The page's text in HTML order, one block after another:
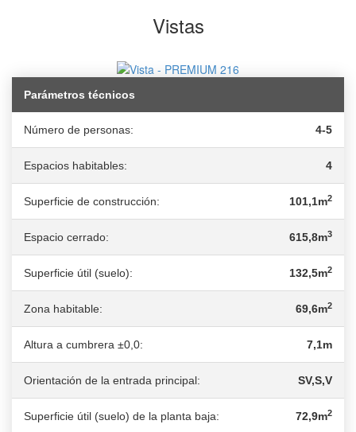
Vistas
Parámetros técnicos
Número de personas: 4-5
Espacios habitables: 4
Superficie de construcción: 101,1m2
Espacio cerrado: 615,8m3
Superficie útil (suelo): 132,5m2
Zona habitable: 69,6m2
Altura a cumbrera ±0,0: 7,1m
Orientación de la entrada principal: SV,S,V
Superficie útil (suelo) de la planta baja: 72,9m2